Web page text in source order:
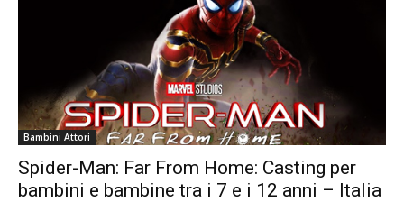
Bambini Attori
Spider-Man: Far From Home: Casting per
bambini e bambine tra i 7 e i 12 anni – Italia